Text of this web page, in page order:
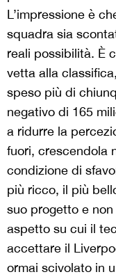
L’impressione è
squadra sia
reali possibilità. È
vetta alla
speso più di
negativo di 165
a ridurre la
fuori, crescendola
condizione di
più ricco, il più
suo progetto e
aspetto su cui il
accettare il
ormai scivolato in